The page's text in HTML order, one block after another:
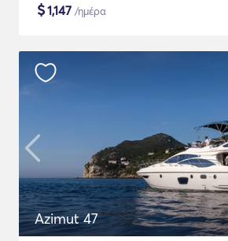
$1,147 /ημέρα
Azimut 47